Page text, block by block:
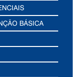
BÁSICA